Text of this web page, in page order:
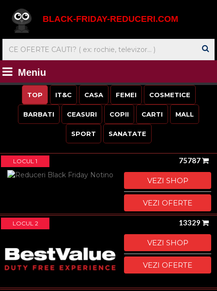
BLACK-FRIDAY-REDUCERI.COM
Meniu
TOP IT&C CASA FEMEI COSMETICE
BARBATI CEASURI COPII CARTI MALL
SPORT SANATATE
LOCUL 1 75787
VEZI SHOP
VEZI OFERTE
LOCUL 2 13329
VEZI SHOP
VEZI OFERTE